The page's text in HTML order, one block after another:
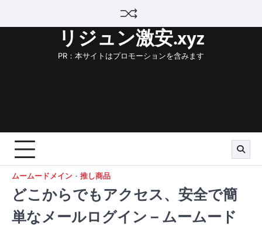
リジュン激安.xyz
PR：本サイトはプロモーションを含みます
ムームードメイン 推し商品
どこからでもアクセス、安全で簡
単なメールログイン – ムームード